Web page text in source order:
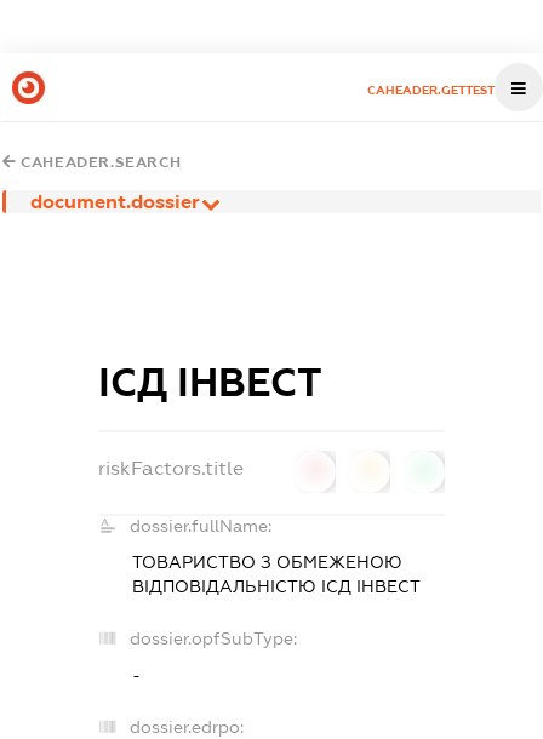
CAHEADER.GETTEST
CAHEADER.SEARCH
document.dossier
ІСД ІНВЕСТ
riskFactors.title
dossier.fullName:
ТОВАРИСТВО З ОБМЕЖЕНОЮ
ВІДПОВІДАЛЬНІСТЮ ІСД ІНВЕСТ
dossier.opfSubType:
-
dossier.edrpo: